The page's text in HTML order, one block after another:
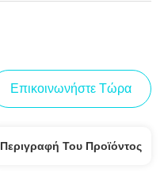
Επικοινωνήστε Τώρα
Περιγραφή Του Προϊόντος